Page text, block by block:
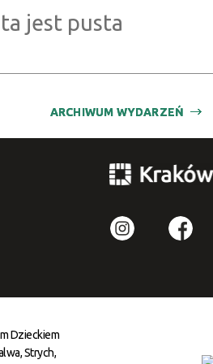
jest pusta
ARCHIWUM WYDARZEŃ
Dzieckiem
Strych,